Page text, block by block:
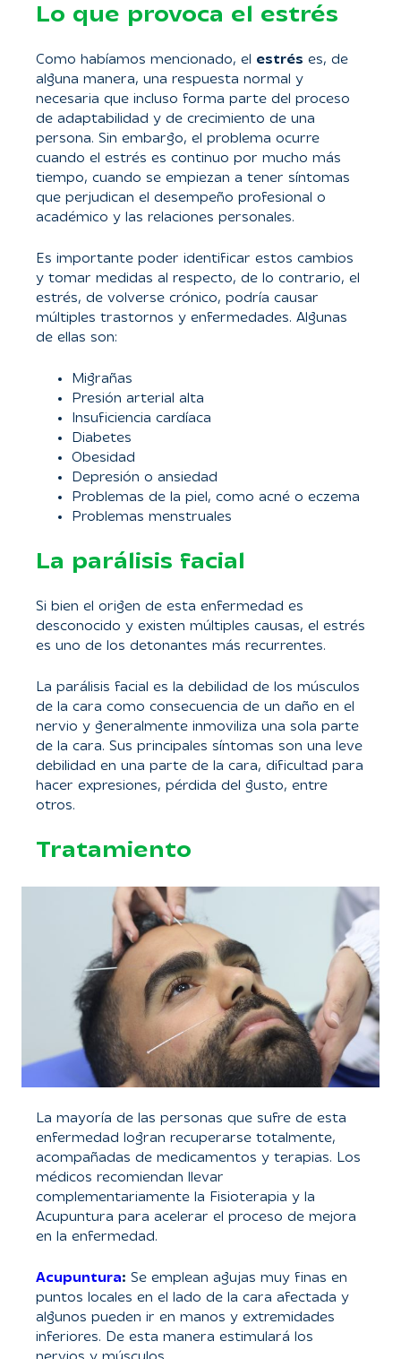
Lo que provoca el estrés
Como habíamos mencionado, el estrés es, de
alguna manera, una respuesta normal y
necesaria que incluso forma parte del proceso
de adaptabilidad y de crecimiento de una
persona. Sin embargo, el problema ocurre
cuando el estrés es continuo por mucho más
tiempo, cuando se empiezan a tener síntomas
que perjudican el desempeño profesional o
académico y las relaciones personales.
Es importante poder identificar estos cambios
y tomar medidas al respecto, de lo contrario, el
estrés, de volverse crónico, podría causar
múltiples trastornos y enfermedades. Algunas
de ellas son:
Migrañas
Presión arterial alta
Insuficiencia cardíaca
Diabetes
Obesidad
Depresión o ansiedad
Problemas de la piel, como acné o eczema
Problemas menstruales
La parálisis facial
Si bien el origen de esta enfermedad es
desconocido y existen múltiples causas, el estrés
es uno de los detonantes más recurrentes.
La parálisis facial es la debilidad de los músculos
de la cara como consecuencia de un daño en el
nervio y generalmente inmoviliza una sola parte
de la cara. Sus principales síntomas son una leve
debilidad en una parte de la cara, dificultad para
hacer expresiones, pérdida del gusto, entre
otros.
Tratamiento
La mayoría de las personas que sufre de esta
enfermedad logran recuperarse totalmente,
acompañadas de medicamentos y terapias. Los
médicos recomiendan llevar
complementariamente la Fisioterapia y la
Acupuntura para acelerar el proceso de mejora
en la enfermedad.
Acupuntura: Se emplean agujas muy finas en
puntos locales en el lado de la cara afectada y
algunos pueden ir en manos y extremidades
inferiores. De esta manera estimulará los